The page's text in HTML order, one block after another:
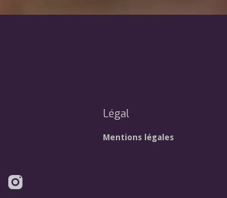
Légal
Mentions légales